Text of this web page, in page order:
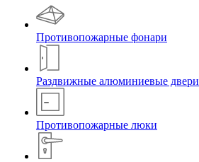
Противопожарные фонари
Раздвижные алюминиевые двери
Противопожарные люки